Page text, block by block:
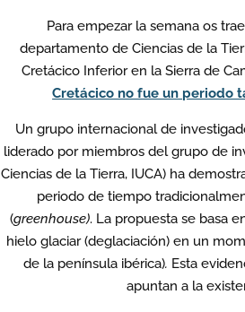
Para empezar la semana os
departamento de Ciencias de la
Cretácico Inferior en la Sierra de
Cretácico no fue un periodo
Un grupo internacional de
liderado por miembros del grupo de
Ciencias de la Tierra, IUCA) ha
periodo de tiempo
(greenhouse). La propuesta se basa
hielo glaciar (deglaciación) en un
de la península ibérica). Esta
apuntan a la